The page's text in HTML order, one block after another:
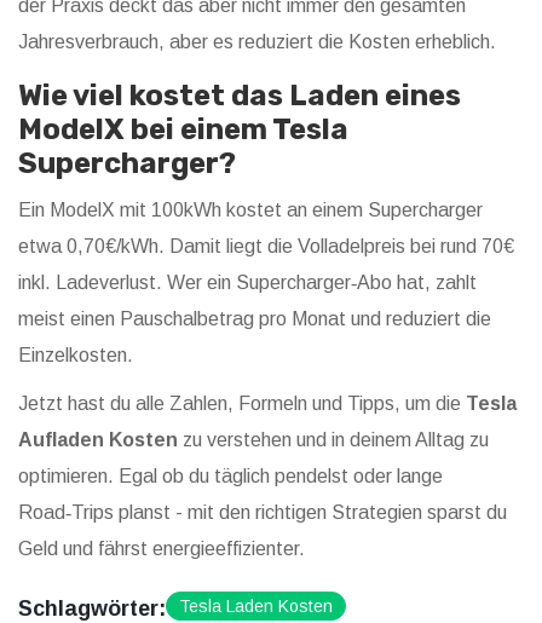
der Praxis deckt das aber nicht immer den gesamten
Jahresverbrauch, aber es reduziert die Kosten erheblich.
Wie viel kostet das Laden eines
ModelX bei einem Tesla
Supercharger?
Ein ModelX mit 100kWh kostet an einem Supercharger
etwa 0,70€/kWh. Damit liegt die Volladelpreis bei rund 70€
inkl. Ladeverlust. Wer ein Supercharger‑Abo hat, zahlt
meist einen Pauschalbetrag pro Monat und reduziert die
Einzelkosten.
Jetzt hast du alle Zahlen, Formeln und Tipps, um die Tesla
Aufladen Kosten zu verstehen und in deinem Alltag zu
optimieren. Egal ob du täglich pendelst oder lange
Road‑Trips planst - mit den richtigen Strategien sparst du
Geld und fährst energieeffizienter.
Schlagwörter:
Tesla Laden Kosten